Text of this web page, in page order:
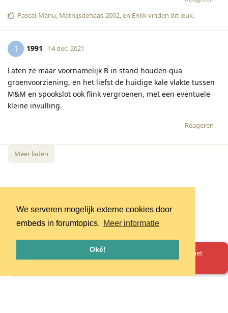
We serveren mogelijk externe cookies door
embeds in forumtopics. Meer informatie
Oké!
Pascal-Manu, Mathijsdehaas-2002, en Erikkvinden dit leuk.
1 1991 14 dec. 2021
Laten ze maar voornamelijk B in stand houden qua
groenvoorziening, en het liefst de huidige kale vlakte tussen
M&M en spookslot ook flink vergroenen, met een eventuele
kleine invulling.
Reageren
Meer laden
Oeps! Er is iets misgegaan. Herlaad de pagina en probeer het
opnieuw.